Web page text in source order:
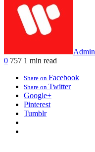
Admin
0 757 1 min read
Share on Facebook
Share on Twitter
Google+
Pinterest
Tumblr